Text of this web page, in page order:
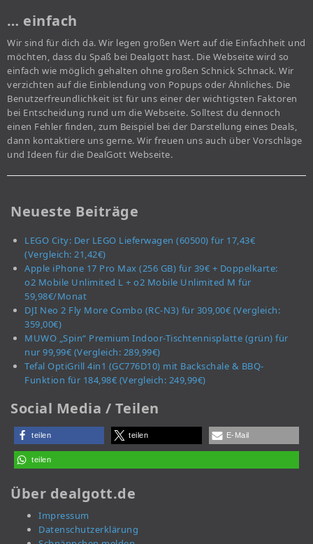
… einfach
Wir sind für dich da. Wir legen großen Wert auf die Einfachheit und
möchten, dass du Spaß bei Dealgott hast. Die Webseite wird so
einfach wie möglich gehalten ohne großen Schnick Schnack. Wir
verzichten auf die Einblendung von Popups oder Ähnliches. Die
Benutzerfreundlichkeit ist für uns einer der wichtigsten Faktoren
bei Entscheidung rund um die Webseite. Solltest du dennoch
einen Fehler finden, zum Beispiel bei der Darstellung eines Deals,
dann kontaktiere uns gerne. Wir freuen uns auch über Vorschläge
und Ideen für die DealGott Webseite.
Neueste Beiträge
LEGO City: Der LEGO Lieferwagen (60500) für 17,43€
(Vergleich: 21,42€)
Apple iPhone 17 Pro Max (256 GB) für 39€ + Doppelkarte:
o2 Mobile Unlimited L + o2 Mobile Unlimited M für
59,98€/Monat
DJI Neo 2 Fly More Combo (RC-N3) für 309,00€ (Vergleich:
359,00€)
MUWO „Spin“ Premium Indoor-Tischtennisplatte (grün) für
nur 99,99€ (Vergleich: 289,99€)
Tefal OptiGrill 4in1 (GC776D10) mit Backschale & BBQ-
Funktion für 184,98€ (Vergleich: 249,99€)
Social Media / Teilen
teilen teilen E-Mail
teilen
Über dealgott.de
Impressum
Datenschutzerklärung